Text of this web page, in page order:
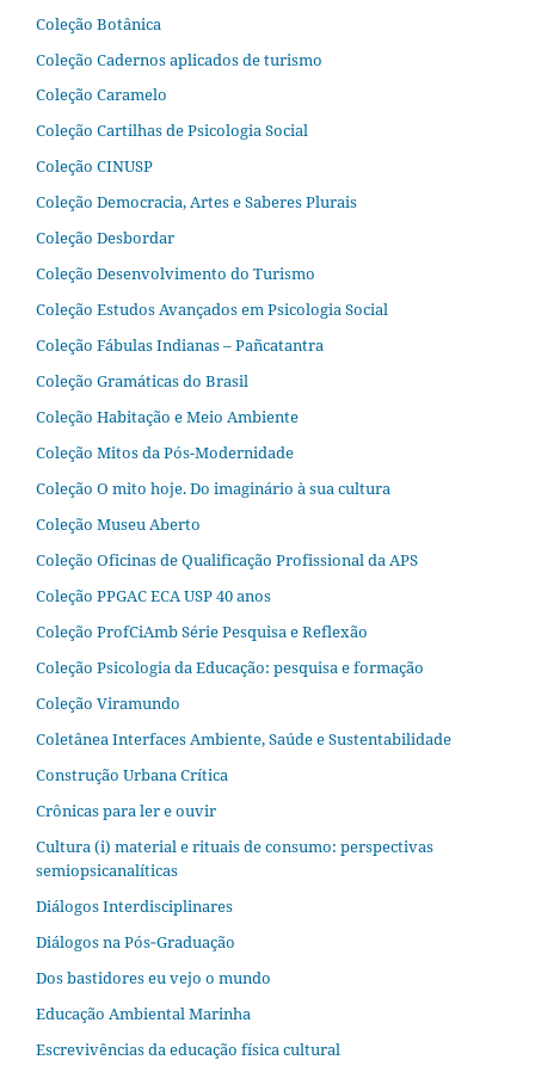
Coleção Botânica
Coleção Cadernos aplicados de turismo
Coleção Caramelo
Coleção Cartilhas de Psicologia Social
Coleção CINUSP
Coleção Democracia, Artes e Saberes Plurais
Coleção Desbordar
Coleção Desenvolvimento do Turismo
Coleção Estudos Avançados em Psicologia Social
Coleção Fábulas Indianas – Pañcatantra
Coleção Gramáticas do Brasil
Coleção Habitação e Meio Ambiente
Coleção Mitos da Pós-Modernidade
Coleção O mito hoje. Do imaginário à sua cultura
Coleção Museu Aberto
Coleção Oficinas de Qualificação Profissional da APS
Coleção PPGAC ECA USP 40 anos
Coleção ProfCiAmb Série Pesquisa e Reflexão
Coleção Psicologia da Educação: pesquisa e formação
Coleção Viramundo
Coletânea Interfaces Ambiente, Saúde e Sustentabilidade
Construção Urbana Crítica
Crônicas para ler e ouvir
Cultura (i) material e rituais de consumo: perspectivas
semiopsicanalíticas
Diálogos Interdisciplinares
Diálogos na Pós‐Graduação
Dos bastidores eu vejo o mundo
Educação Ambiental Marinha
Escrevivências da educação física cultural